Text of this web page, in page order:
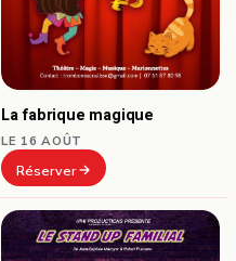
La fabrique magique
LE 16 AOÛT
Réserver